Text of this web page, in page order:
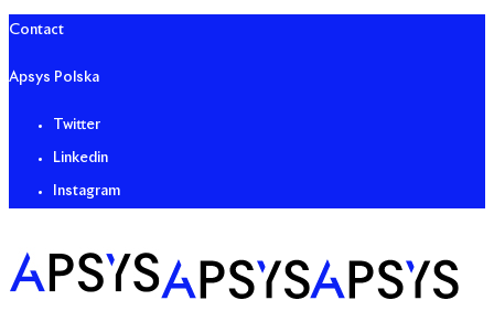
Contact
Apsys Polska
Twitter
Linkedin
Instagram